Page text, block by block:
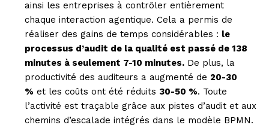
ainsi les entreprises à contrôler entièrement
chaque interaction agentique. Cela a permis de
réaliser des gains de temps considérables : le
processus d’audit de la qualité est passé de 138
minutes à seulement 7-10 minutes. De plus, la
productivité des auditeurs a augmenté de 20-30
% et les coûts ont été réduits 30-50 %. Toute
l’activité est traçable grâce aux pistes d’audit et aux
chemins d’escalade intégrés dans le modèle BPMN.